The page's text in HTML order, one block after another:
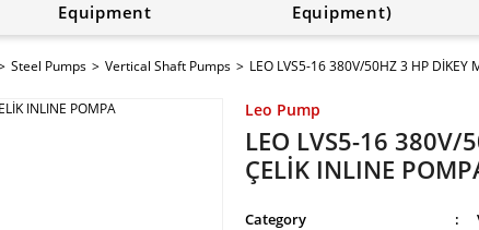
Equipment
Equipment)
Steel Pumps Vertical Shaft Pumps LEO LVS5-16 380V/50HZ 3 HP DİKEY
Leo Pump
LEO LVS5-16 380V/
ÇELİK INLINE
Category